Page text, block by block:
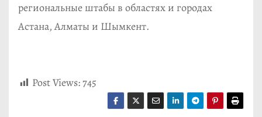
региональные штабы в областях и городах
Астана, Алматы и Шымкент.
Post Views:745